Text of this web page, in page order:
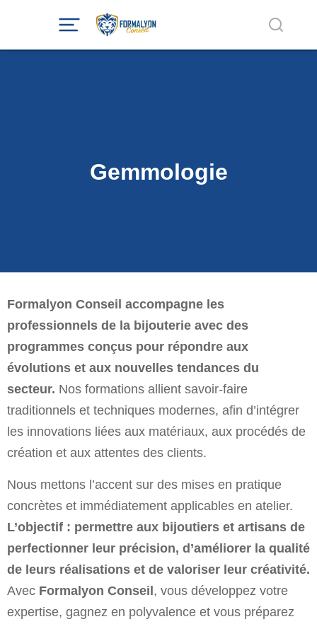
Gemmologie
Formalyon Conseil accompagne les
professionnels de la bijouterie avec des
programmes conçus pour répondre aux
évolutions et aux nouvelles tendances du
secteur. Nos formations allient savoir-faire
traditionnels et techniques modernes, afin d’intégrer
les innovations liées aux matériaux, aux procédés de
création et aux attentes des clients.
Nous mettons l’accent sur des mises en pratique
concrètes et immédiatement applicables en atelier.
L’objectif : permettre aux bijoutiers et artisans de
perfectionner leur précision, d’améliorer la qualité
de leurs réalisations et de valoriser leur créativité.
Avec Formalyon Conseil , vous développez votre
expertise, gagnez en polyvalence et vous préparez